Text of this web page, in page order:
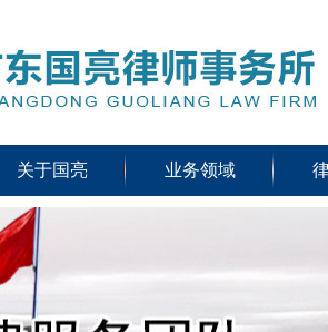
关于国亮 业务领域